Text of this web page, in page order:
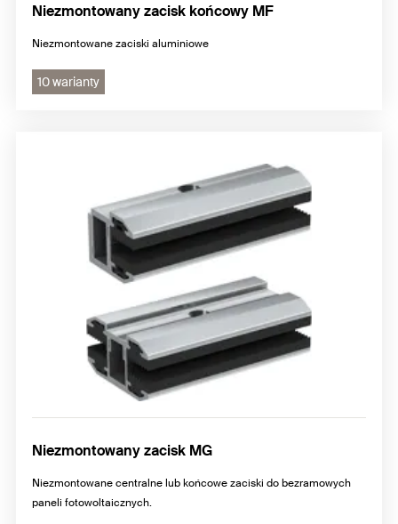
Niezmontowany zacisk końcowy MF
Niezmontowane zaciski aluminiowe
10 warianty
Niezmontowany zacisk MG
Niezmontowane centralne lub końcowe zaciski do bezramowych
paneli fotowoltaicznych.